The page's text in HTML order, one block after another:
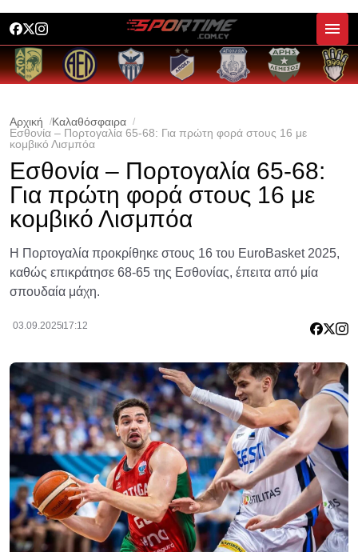
Αρχική
Καλαθόσφαιρα
Εσθονία – Πορτογαλία 65-68: Για πρώτη φορά στους 16 με
κομβικό Λισμπόα
Εσθονία – Πορτογαλία 65-68:
Για πρώτη φορά στους 16 με
κομβικό Λισμπόα
Η Πορτογαλία προκρίθηκε στους 16 του EuroBasket 2025,
καθώς επικράτησε 68-65 της Εσθονίας, έπειτα από μία
σπουδαία μάχη.
03.09.2025 17:12